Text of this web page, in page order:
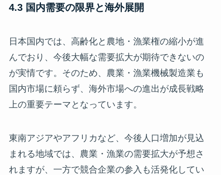
4.3 国内需要の限界と海外展開
日本国内では、高齢化と農地・漁業権の縮小が進
んでおり、今後大幅な需要拡大が期待できないの
が実情です。そのため、農業・漁業機械製造業も
国内市場に頼らず、海外市場への進出が成長戦略
上の重要テーマとなっています。
東南アジアやアフリカなど、今後人口増加が見込
まれる地域では、農業・漁業の需要拡大が予想さ
れますが、一方で競合企業の参入も活発化してい